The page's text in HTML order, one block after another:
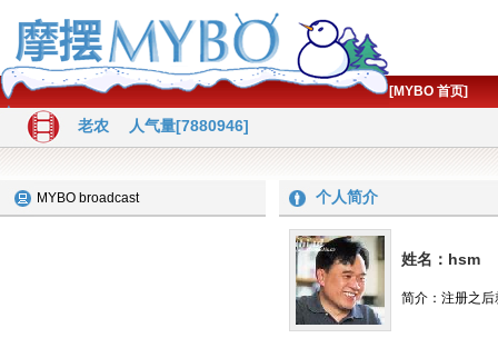
[MYBO 首页]
老农 人气量[7880946]
MYBO broadcast 个人简介
姓名：hsm
简介：注册之